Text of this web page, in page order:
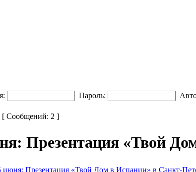
Пароль:
[ Сообщений: 2 ]
Презентация «Твой
июня: Презентация «Твой Дом в Испании» в Санкт-